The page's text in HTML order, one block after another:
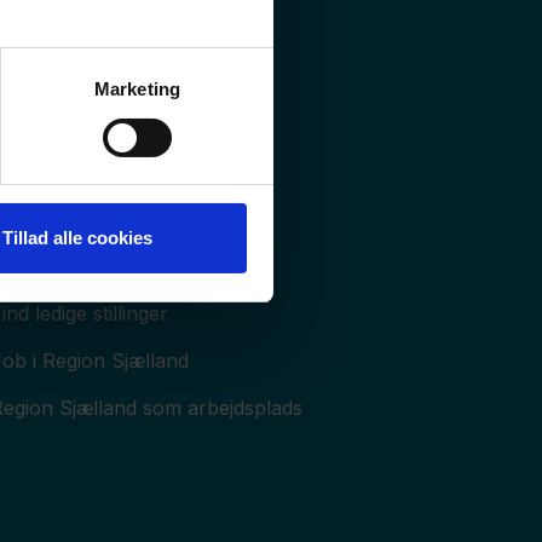
Marketing
Tillad alle cookies
ledige stillinger
i Region Sjælland
Sjælland som arbejdsplads